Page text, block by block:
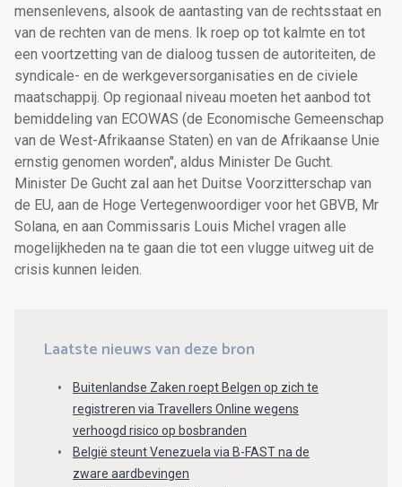
mensenlevens, alsook de aantasting van de rechtsstaat en
van de rechten van de mens. Ik roep op tot kalmte en tot
een voortzetting van de dialoog tussen de autoriteiten, de
syndicale- en de werkgeversorganisaties en de civiele
maatschappij. Op regionaal niveau moeten het aanbod tot
bemiddeling van ECOWAS (de Economische Gemeenschap
van de West-Afrikaanse Staten) en van de Afrikaanse Unie
ernstig genomen worden", aldus Minister De Gucht.
Minister De Gucht zal aan het Duitse Voorzitterschap van
de EU, aan de Hoge Vertegenwoordiger voor het GBVB, Mr
Solana, en aan Commissaris Louis Michel vragen alle
mogelijkheden na te gaan die tot een vlugge uitweg uit de
crisis kunnen leiden.
Laatste nieuws van deze bron
Buitenlandse Zaken roept Belgen op zich te
registreren via Travellers Online wegens
verhoogd risico op bosbranden
België steunt Venezuela via B-FAST na de
zware aardbevingen